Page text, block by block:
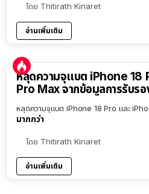
โดย Thitirath Kinaret
อ่านเพิ่มเติม
หลุดความจุแบต iPhone 18
Pro Max จากข้อมูลการรับร
หลุดความจุแบต iPhone 18 Pro และ
มากกว่า
โดย Thitirath Kinaret
อ่านเพิ่มเติม